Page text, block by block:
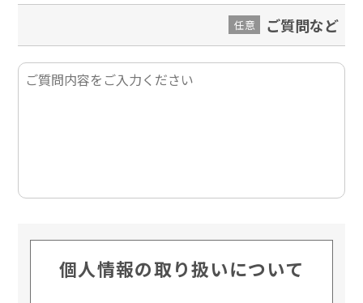
ご質問など
任意
個人情報の取り扱いについて